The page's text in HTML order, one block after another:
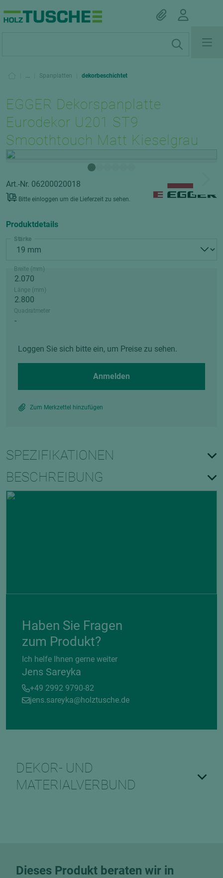
... Spanplatten dekorbeschichtet
EGGER Dekorspanplatte
Eurodekor U201 ST9
Smoothtouch Matt Kieselgrau
Art.-Nr. 06200020018
Bitte einloggen um die Lieferzeit zu sehen.
Produktdetails
Stärke
Breite (mm)
Länge (mm)
Quadratmeter
Loggen Sie sich bitte ein, um Preise zu sehen.
Anmelden
Zum Merkzettel hinzufügen
SPEZIFIKATIONEN
BESCHREIBUNG
Haben Sie Fragen
zum Produkt?
Ich helfe Ihnen gerne weiter
Jens Sareyka
+49 2992 9790-82
jens.sareyka@holztusche.de
DEKOR- UND
MATERIALVERBUND
Dieses Produkt beraten wir in